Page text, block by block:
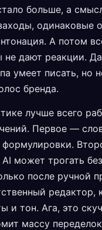
больше, а
одинаковые
А потом
не дают реакции.
умеет писать, но
бренда.
лучше всего
Первое —
может трогать
после ручной
редактор,
и тон. Ага, это
массу